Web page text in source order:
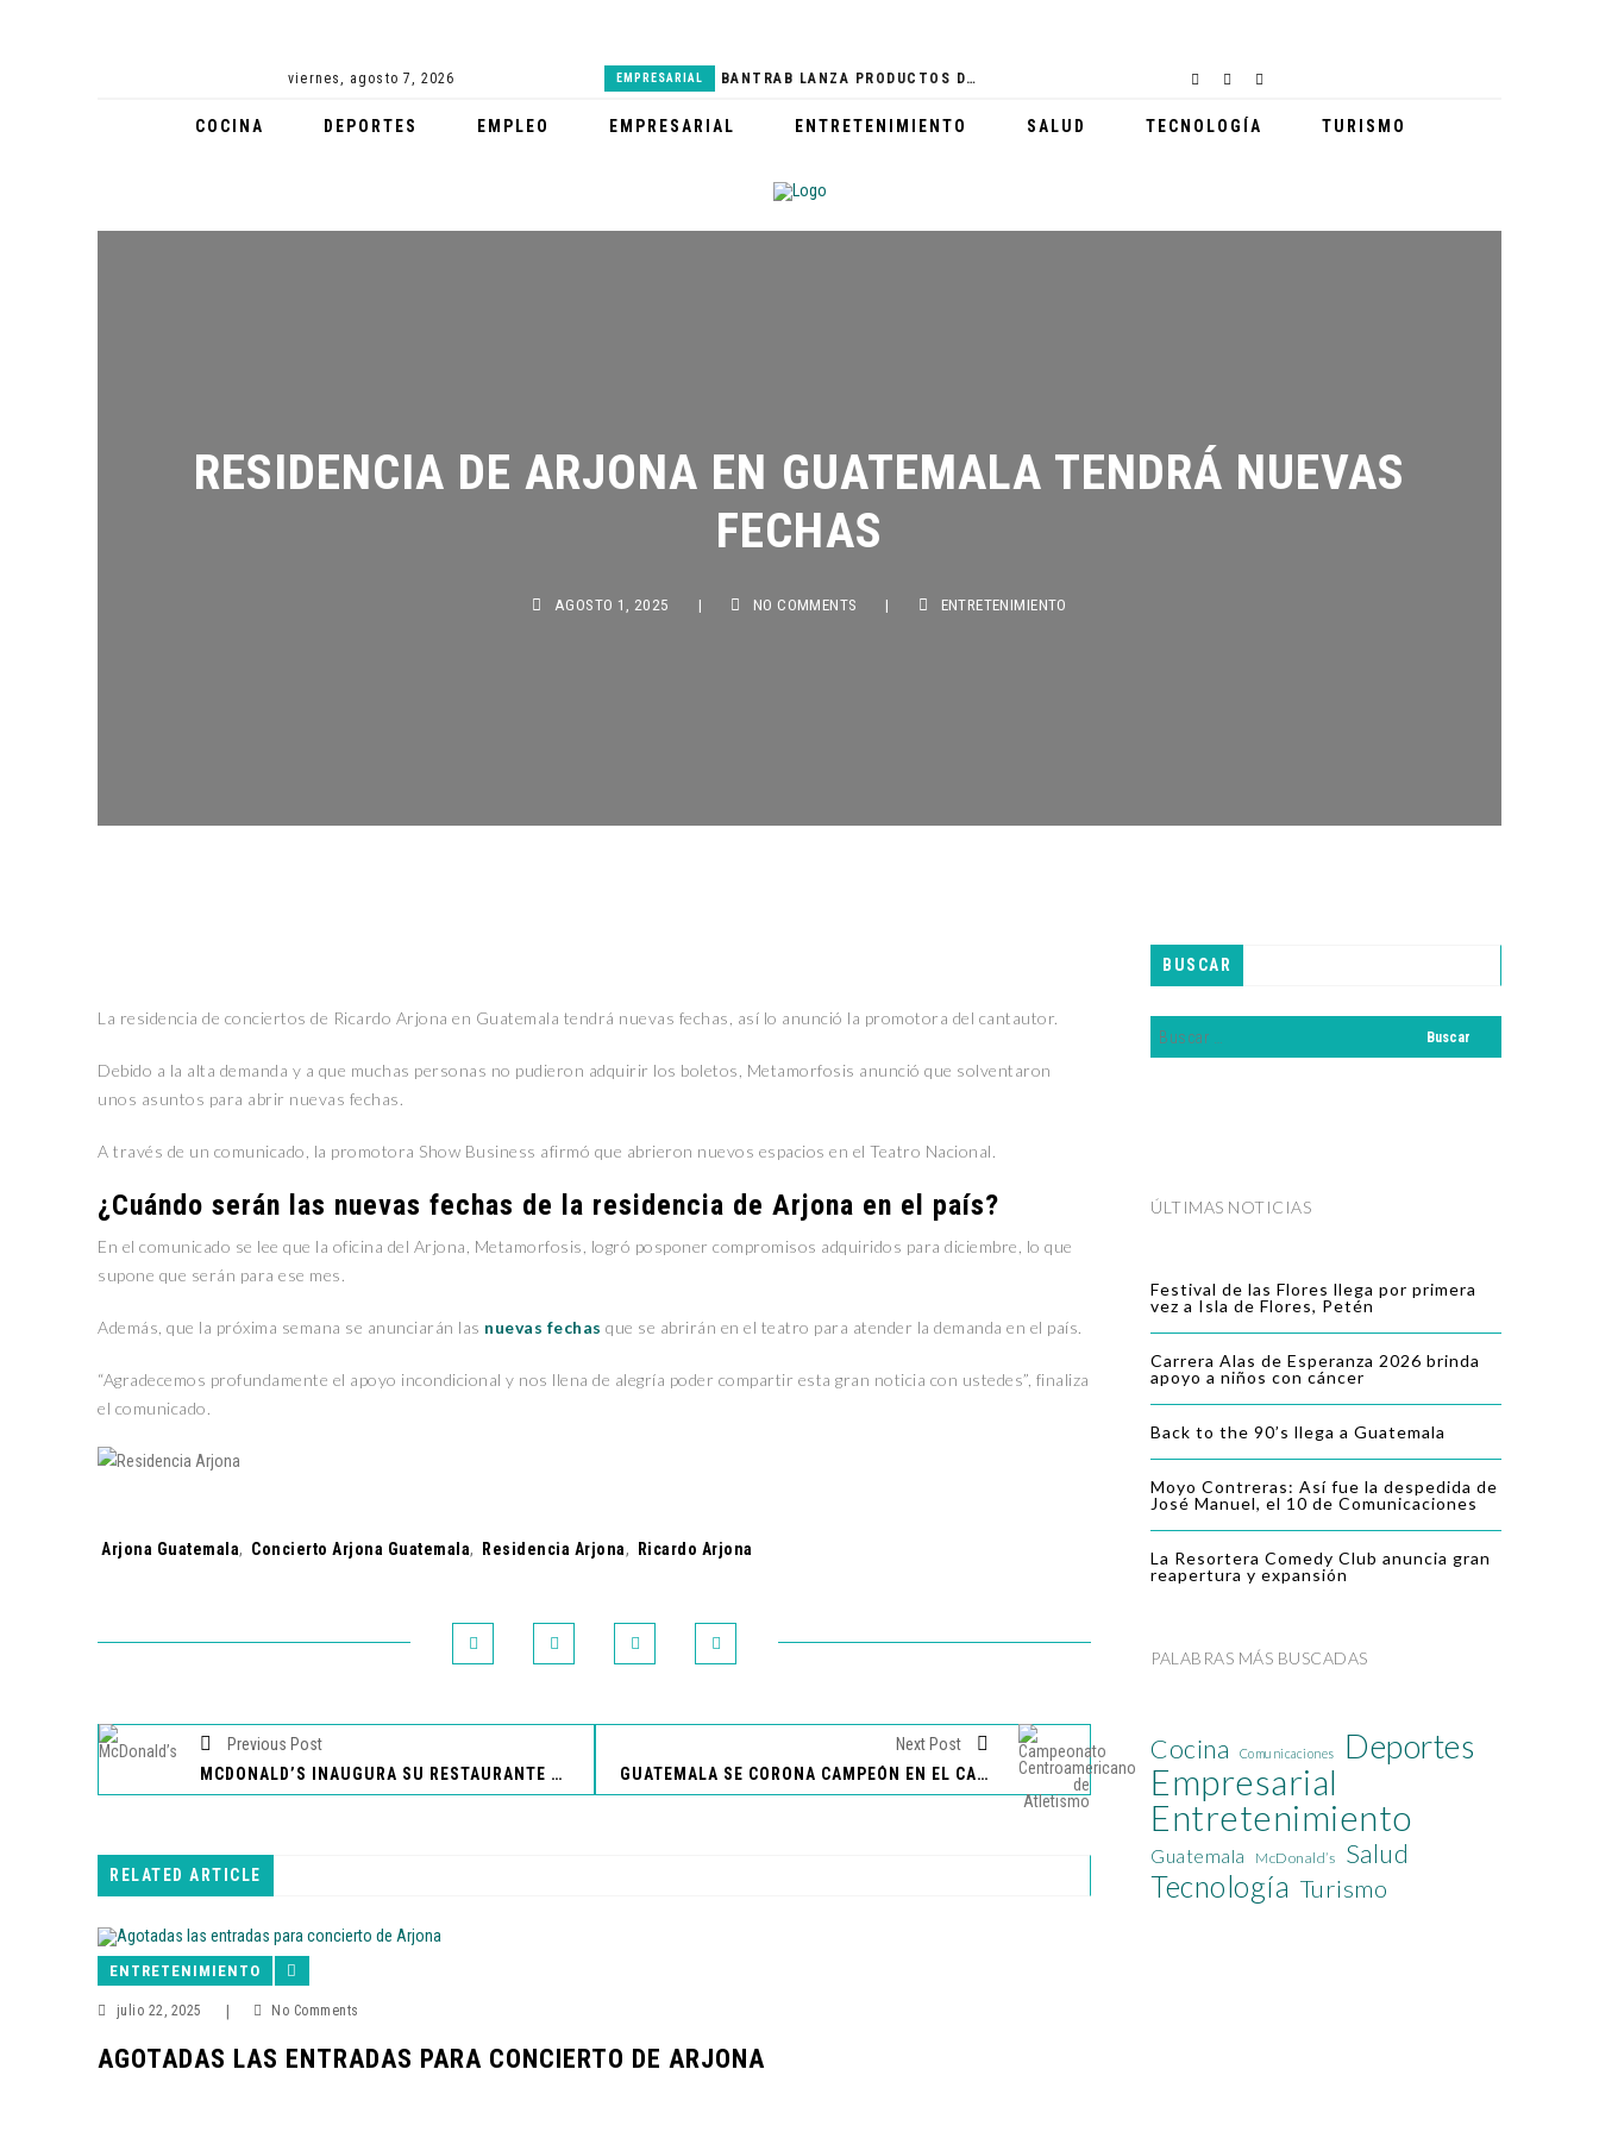
viernes, agosto 7, 2026 EMPRESARIAL BANTRAB LANZA PRODUCTOS DEL REAL MADRID
PARTICIPA EN LA 8 CARRERA FAMILIAR MCDONALD’S
TURISMO CERRO DE LA CRUZ LUCE NUEVA IMAGEN Y ESPERA A MILES DE TURISTAS
COCINA DEPORTES EMPLEO EMPRESARIAL ENTRETENIMIENTO SALUD TECNOLOGÍA TURISMO
RESIDENCIA DE ARJONA EN GUATEMALA TENDRÁ NUEVAS
FECHAS
La residencia de conciertos de Ricardo Arjona en Guatemala tendrá nuevas fechas, así lo anunció la promotora del cantautor.
Debido a la alta demanda y a que muchas personas no pudieron adquirir los boletos, Metamorfosis anunció que solventaron
unos asuntos para abrir nuevas fechas.
A través de un comunicado, la promotora Show Business afirmó que abrieron nuevos espacios en el Teatro Nacional.
¿Cuándo serán las nuevas fechas de la residencia de Arjona en el país?
En el comunicado se lee que la oficina del Arjona, Metamorfosis, logró posponer compromisos adquiridos para diciembre, lo que
supone que serán para ese mes.
Además, que la próxima semana se anunciarán las nuevas fechas que se abrirán en el teatro para atender la demanda en el país.
“Agradecemos profundamente el apoyo incondicional y nos llena de alegría poder compartir esta gran noticia con ustedes”, finaliza
el comunicado.
Tags:
Arjona Guatemala, Concierto Arjona Guatemala, Residencia Arjona, Ricardo Arjona
Previous Post
MCDONALD’S INAUGURA SU RESTAURANTE 117
Next Post
GUATEMALA SE CORONA CAMPEÓN EN EL CAMPEONATO CENTROAMERICANO DE ATLETISMO
RELATED ARTICLE
ENTRETENIMIENTO
julio 22, 2025 No Comments
AGOTADAS LAS ENTRADAS PARA CONCIERTO DE ARJONA
BUSCAR
ÚLTIMAS NOTICIAS
Festival de las Flores llega por primera
vez a Isla de Flores, Petén
Carrera Alas de Esperanza 2026 brinda
apoyo a niños con cáncer
Back to the 90’s llega a Guatemala
Moyo Contreras: Así fue la despedida de
José Manuel, el 10 de Comunicaciones
La Resortera Comedy Club anuncia gran
reapertura y expansión
PALABRAS MÁS BUSCADAS
Cocina Comunicaciones Deportes
Empresarial
Entretenimiento
Guatemala McDonald’s Salud
Tecnología Turismo